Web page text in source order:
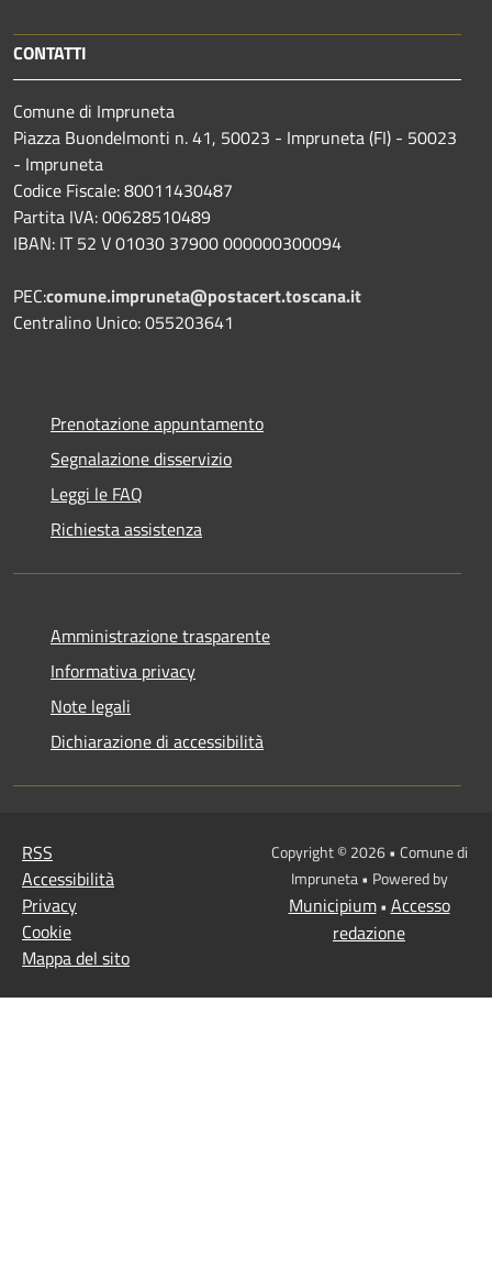
CONTATTI
Comune di Impruneta
Piazza Buondelmonti n. 41, 50023 - Impruneta (FI) - 50023
- Impruneta
Codice Fiscale: 80011430487
Partita IVA: 00628510489
IBAN: IT 52 V 01030 37900 000000300094
PEC:comune.impruneta@postacert.toscana.it
Centralino Unico: 055203641
Prenotazione appuntamento
Segnalazione disservizio
Leggi le FAQ
Richiesta assistenza
Amministrazione trasparente
Informativa privacy
Note legali
Dichiarazione di accessibilità
RSS
Accessibilità
Privacy
Cookie
Mappa del sito
Copyright © 2026 • Comune di
Impruneta • Powered by
Municipium• Accesso
redazione